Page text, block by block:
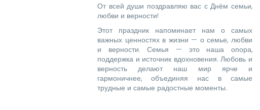
От всей души поздравляю вас с Днём семьи,
любви и верности!
Этот праздник напоминает нам о самых
важных ценностях в жизни — о семье, любви
и верности. Семья — это наша опора,
поддержка и источник вдохновения. Любовь и
верность делают наш мир ярче и
гармоничнее, объединяя нас в самые
трудные и самые радостные моменты.